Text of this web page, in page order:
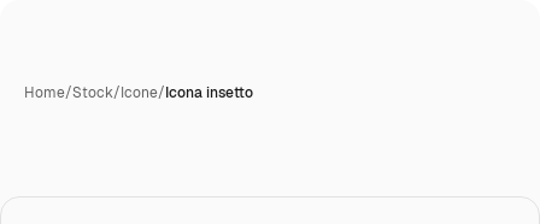
Home/Stock/Icone/Icona insetto